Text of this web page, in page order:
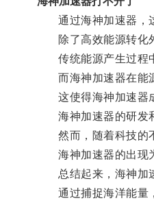
通过海神加速器，这
除了高效能源转化外
传统能源产生过程中
而海神加速器在能源
这使得海神加速器成
海神加速器的研发和
然而，随着科技的不
海神加速器的出现为
总结起来，海神加速
通过捕捉海洋能量，